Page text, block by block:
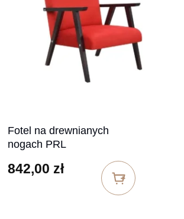
Fotel na drewnianych
nogach PRL
842,00 zł